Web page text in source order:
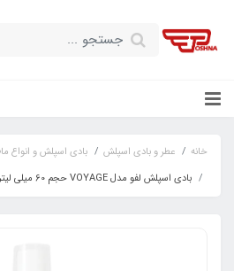
خانه عطر و بادی اسپلش
بادی اسپلش و انواع
بادی اسپلش لفو مدل VOYAGE حجم 60 میلی لیتر/ LEFU